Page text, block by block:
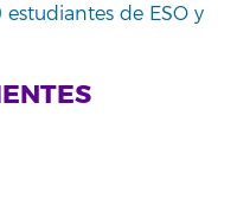
de ESO y